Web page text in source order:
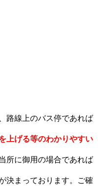
路線上のバス停であれば
上げる等のわかりやすい
所に御用の場合であれば
決まっております。ご確